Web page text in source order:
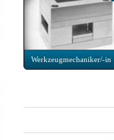
Werkzeugmechaniker/-in